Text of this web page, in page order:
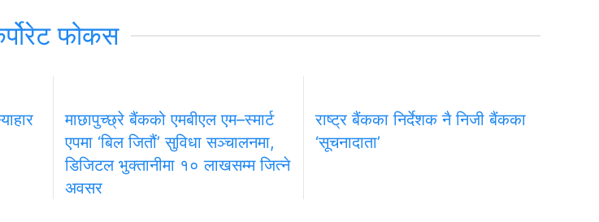
फोकस
माछापुच्छ्रे बैंकको एमबीएल एम–स्मार्ट
एपमा ‘बिल जितौं’ सुविधा सञ्चालनमा,
डिजिटल भुक्तानीमा १० लाखसम्म जित्ने
अवसर
राष्ट्र बैंकका निर्देशक नै निजी बैंकका
‘सूचनादाता’